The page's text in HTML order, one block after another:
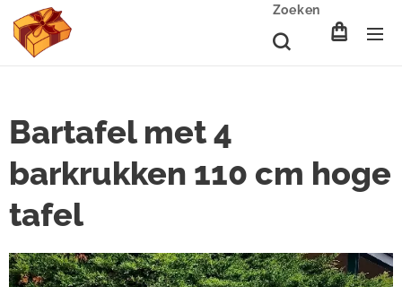
Zoeken
Bartafel met 4
barkrukken 110 cm hoge
tafel